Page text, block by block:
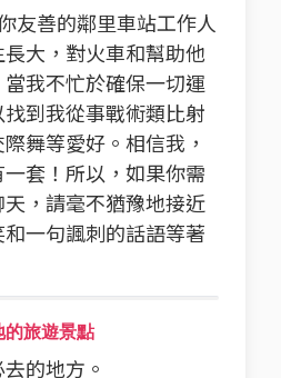
友善的鄰里車站工作人
大，對火車和幫助他
我不忙於確保一切運
到我從事戰術類比射
舞等愛好。相信我，
套！所以，如果你需
，請毫不猶豫地接近
一句諷刺的話語等著
旅遊景點
的地方。